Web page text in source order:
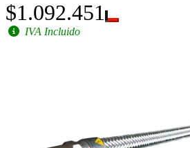
$1.092.451
IVA Incluido